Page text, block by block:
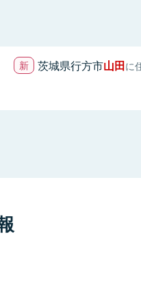
茨城県行方市山田に